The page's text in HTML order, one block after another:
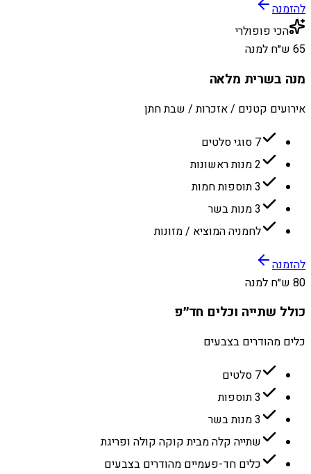
להזמנה
הכי פופולרי
65 ש״ח למנה
מנה בשרית מלאה
אירועים קטנים / אזכרות / שבת חתן
7 סוגי סלטים
2 מנות ראשונות
3 תוספות חמות
3 מנות בשר
לחמניה המוציא / מזונות
להזמנה
80 ש״ח למנה
כולל שתייה וכלים חד״פ
כלים מהודרים בצבעים
7 סלטים
3 תוספות
3 מנות בשר
שתייה קלה מבית קוקה קולה ופריגת
כלים חד-פעמיים מהודרים בצבעים